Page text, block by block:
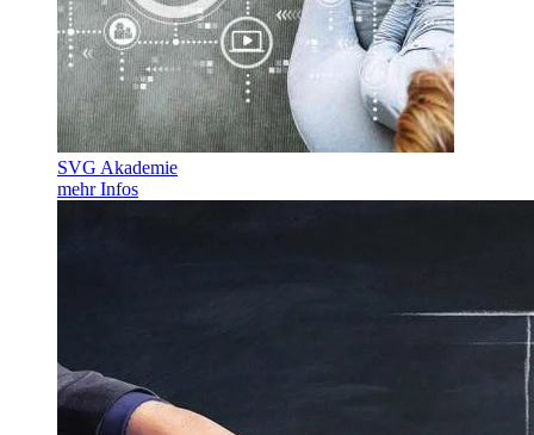
SVG Akademie
mehr Infos